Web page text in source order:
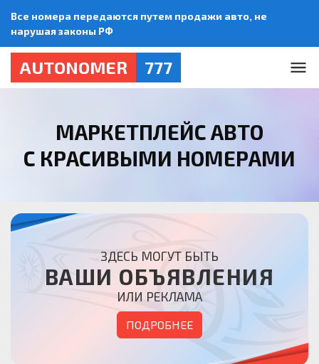
Все номера передаются путем продажи авто, не
нарушая законы РФ
AUTONOMER 777
МАРКЕТПЛЕЙС АВТО
С КРАСИВЫМИ НОМЕРАМИ
ЗДЕСЬ МОГУТ БЫТЬ
ВАШИ ОБЪЯВЛЕНИЯ
ИЛИ РЕКЛАМА
ПОДРОБНЕЕ